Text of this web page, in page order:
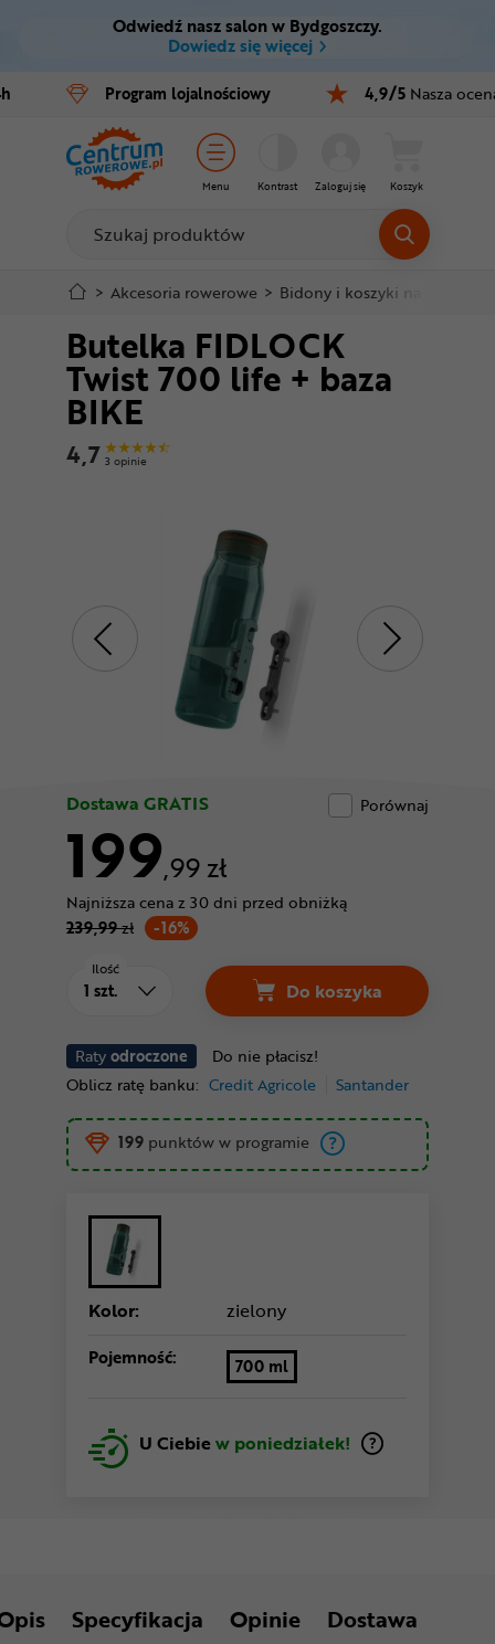
Ctrl M
Menu główne
Informacje o produkcie
Do koszyka
Szczegółowe informacje
Stopka
Odwiedź nasz salon w Bydgoszczy.
Dowiedz się więcej
Program lojalnościowy 4,9/5 Nasza
Menu Kontrast Zaloguj się Koszyk
Rowery
E-bike
Części
Akcesoria
Odzież
Kaski
Buty
Warsztat
Superoferta
> Akcesoria rowerowe > Bidony i koszyki na bidony
Butelka FIDLOCK
Twist 700 life + baza
BIKE
4,7 3 opinie
Dostawa GRATIS Porównaj
199,99 zł
-16%
Najniższa cena z 30 dni przed obniżką
239,99zł
Ratyodroczone
Do nie płacisz!
Oblicz ratę banku: Credit Agricole Santander
Ilość
Do koszyka
199 punktów w programie
Kolor: zielony
Pojemność: 700 ml
U Ciebiew poniedziałek!
Specyfikacja Opinie Dostawa